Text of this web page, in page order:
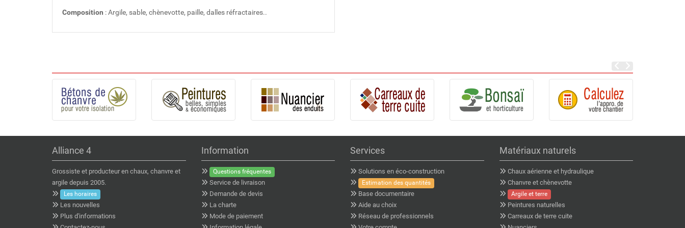
Composition : Argile, sable, chènevotte, paille, dalles réfractaires..
Alliance 4
Grossiste et producteur en chaux, chanvre et
argile depuis 2005.
Les horaires
Les nouvelles
Plus d'informations
Information
Questions fréquentes
Service de livraison
Demande de devis
La charte
Mode de paiement
Services
Solutions en éco-construction
Estimation des quantités
Base documentaire
Aide au choix
Réseau de professionnels
Matériaux naturels
Chaux aérienne et hydraulique
Chanvre et chènevotte
Argile et terre
Peintures naturelles
Carreaux de terre cuite